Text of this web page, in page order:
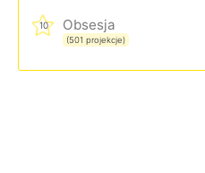
10 Obsesja
(501 projekcje)